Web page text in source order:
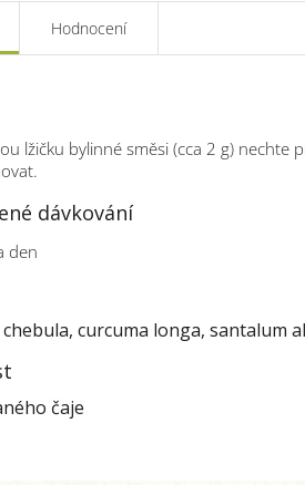
Hodnocení
lžičku bylinné směsi (cca 2 g)
dávkování
den
curcuma longa, santalum
čaje